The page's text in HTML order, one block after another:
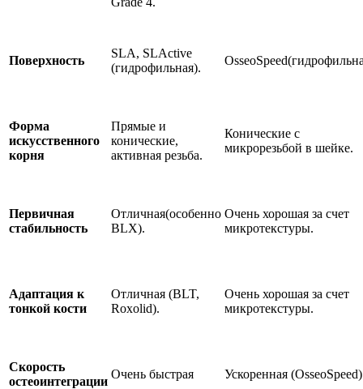
Поверхность
SLA, SLActive
(гидрофильная).
Форма
искусственного
корня
Прямые и
конические,
активная резьба.
Конические с
микрорезьбой в шейке.
Первичная
стабильность
Отличная(особенно
BLX).
Очень хорошая за счет
микротекстуры.
Адаптация к
тонкой кости
Отличная (BLT,
Roxolid).
Очень хорошая за счет
микротекстуры.
Скорость
остеоинтеграции
Очень быстрая Ускоренная (OsseoSpeed)